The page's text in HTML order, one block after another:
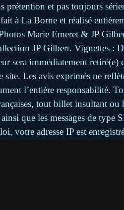
prétention et pas toujours
à La Borne et réalisé
Marie Emeret & JP
JP Gilbert. Vignettes :
sera immédiatement retiré(e)
site. Les avis exprimés ne
l’entière responsabilité.
tout billet insultant
que les messages de
loi, votre adresse IP est